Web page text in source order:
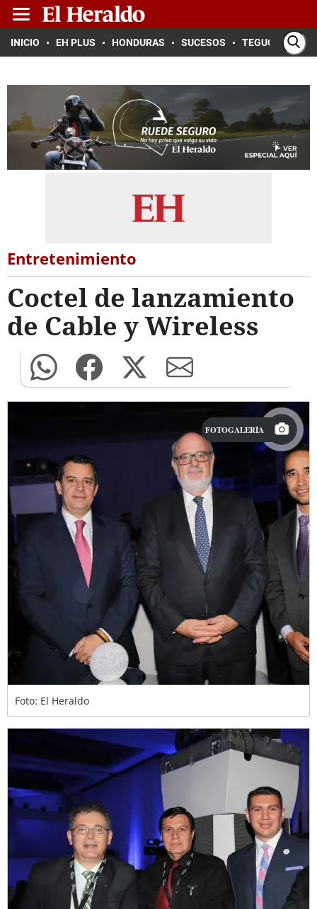
INICIO EH PLUS HONDURAS SUCESOS TEGUCIGALPA
Entretenimiento
Coctel de lanzamiento
de Cable y Wireless
FOTOGALERÍA
Foto: El Heraldo